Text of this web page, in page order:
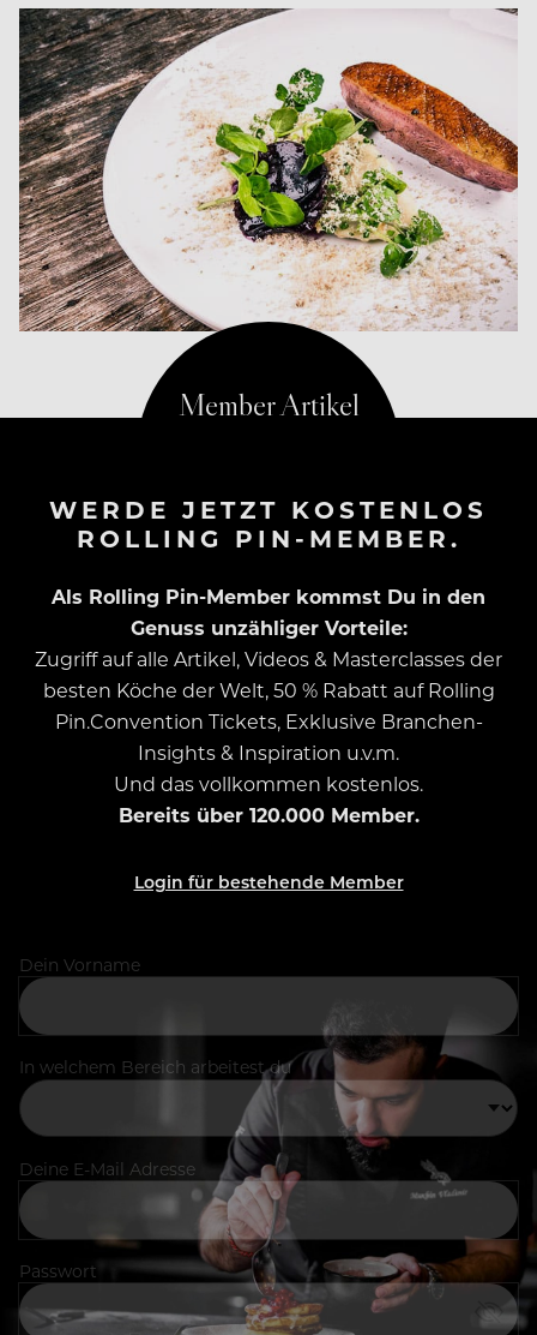
WERDE JETZT KOSTENLOS
ROLLING PIN-MEMBER.
Als Rolling Pin-Member kommst Du in den
Genuss unzähliger Vorteile:
Zugriff auf alle Artikel, Videos & Masterclasses der
besten Köche der Welt, 50 % Rabatt auf Rolling
Pin.Convention Tickets, Exklusive Branchen-
Insights & Inspiration u.v.m.
Und das vollkommen kostenlos.
Bereits über 120.000 Member.
Login für bestehende Member
Dein Vorname
In welchem Bereich arbeitest du
Deine E-Mail Adresse
Passwort